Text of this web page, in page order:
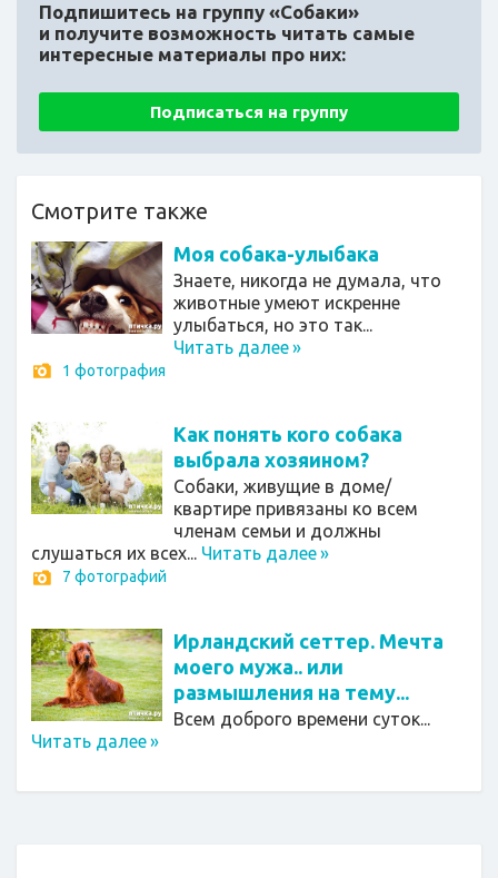
Подпишитесь на группу «Собаки»
и получите возможность читать самые
интересные материалы про них:
Подписаться на группу
Смотрите также
Моя собака-улыбака
Знаете, никогда не думала, что
животные умеют искренне
улыбаться, но это так...
Читать далее»
1 фотография
Как понять кого собака
выбрала хозяином?
Собаки, живущие в доме/
квартире привязаны ко всем
членам семьи и должны
слушаться их всех... Читать далее»
7 фотографий
Ирландский сеттер. Мечта
моего мужа.. или
размышления на тему...
Всем доброго времени суток...
Читать далее»